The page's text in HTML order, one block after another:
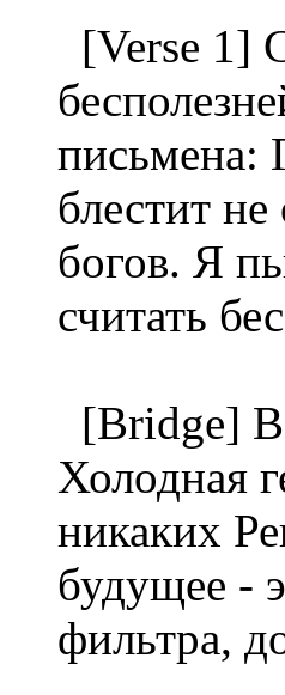
[Verse 1]
письмена:
блестит
богов. Я
считать
[Bridge]
Холодная
никаких
будущее -
фильтра,